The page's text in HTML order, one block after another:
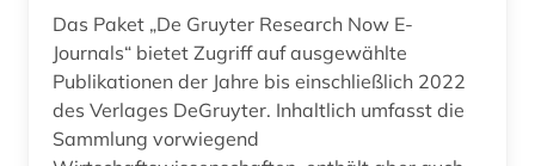
Das Paket „De Gruyter Research Now E-
Journals“ bietet Zugriff auf ausgewählte
Publikationen der Jahre bis einschließlich 2022
des Verlages DeGruyter. Inhaltlich umfasst die
Sammlung vorwiegend